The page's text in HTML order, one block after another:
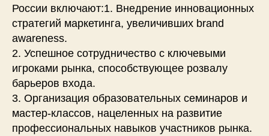
России включают:1. Внедрение инновационных
стратегий маркетинга, увеличивших brand
awareness.
2. Успешное сотрудничество с ключевыми
игроками рынка, способствующее розвалу
барьеров входа.
3. Организация образовательных семинаров и
мастер-классов, нацеленных на развитие
профессиональных навыков участников рынка.